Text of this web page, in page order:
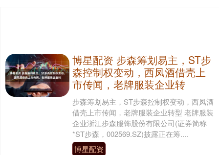
博星配资 步森筹划易主，ST步
森控制权变动，西凤酒借壳上
市传闻，老牌服装企业转
步森筹划易主，ST步森控制权变动，西凤酒
借壳上市传闻，老牌服装企业转型 老牌服装
企业浙江步森服饰股份有限公司(证券简称
*ST步森，002569.SZ)披露正在筹....
博星配资